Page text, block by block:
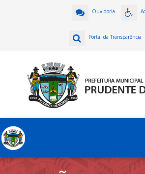
Ouvidoria
Portal da Transparência